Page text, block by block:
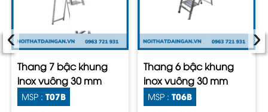
Thang 7 bậc khung
inox vuông 30 mm
MSP : T07B
Thang 6 bậc khung
inox vuông 30 mm
MSP : T06B
‹ ›